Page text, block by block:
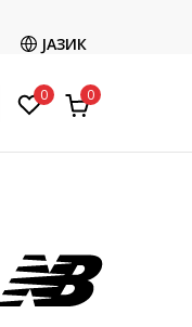
ЈАЗИК
0 0